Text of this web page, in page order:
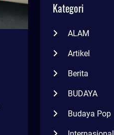
Kategori
ALAM
Artikel
Berita
BUDAYA
Budaya Pop